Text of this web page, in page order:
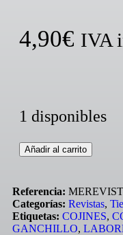
4,90€ IVA
1 disponibles
Añadir al carrito
Referencia:
Categorías: Revistas,
Etiquetas: COJINES,
GANCHILLO,